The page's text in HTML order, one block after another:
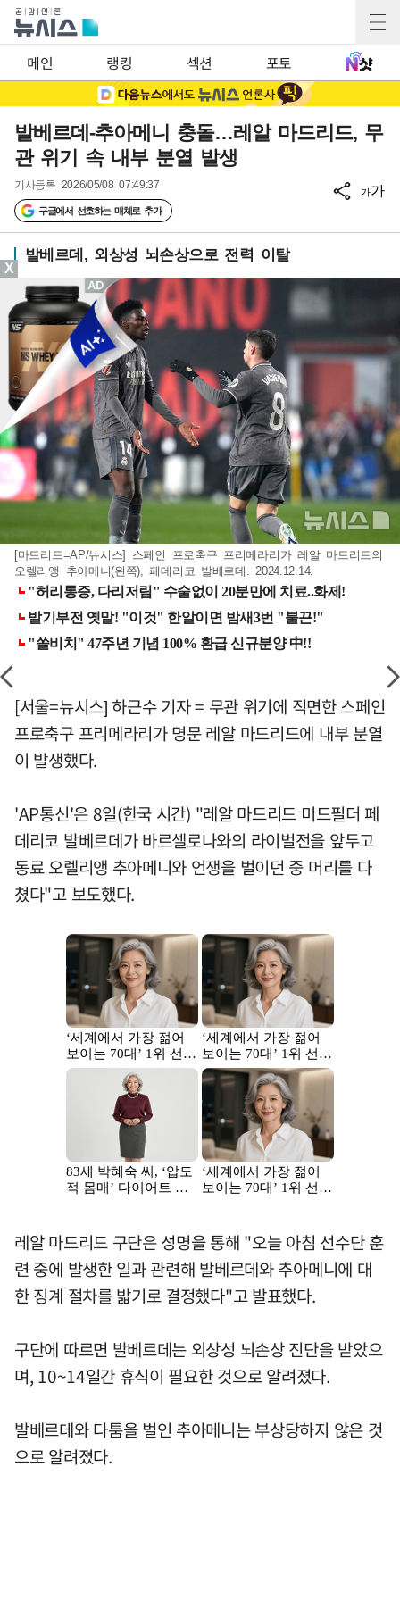
메인 랭킹 섹션 포토
발베르데-추아메니 충돌…레알 마드리드, 무
관 위기 속 내부 분열 발생
기사등록 2026/05/08 07:49:37
구글에서 선호하는 매체로 추가
가가
발베르데, 외상성 뇌손상으로 전력 이탈
[마드리드=AP/뉴시스] 스페인 프로축구 프리메라리가 레알 마드리드의
오렐리앵 추아메니(왼쪽), 페데리코 발베르데. 2024.12.14.
[서울=뉴시스] 하근수 기자 = 무관 위기에 직면한 스페인
프로축구 프리메라리가 명문 레알 마드리드에 내부 분열
이 발생했다.
'AP통신'은 8일(한국 시간) "레알 마드리드 미드필더 페
데리코 발베르데가 바르셀로나와의 라이벌전을 앞두고
동료 오렐리앵 추아메니와 언쟁을 벌이던 중 머리를 다
쳤다"고 보도했다.
레알 마드리드 구단은 성명을 통해 "오늘 아침 선수단 훈
련 중에 발생한 일과 관련해 발베르데와 추아메니에 대
한 징계 절차를 밟기로 결정했다"고 발표했다.
구단에 따르면 발베르데는 외상성 뇌손상 진단을 받았으
며, 10~14일간 휴식이 필요한 것으로 알려졌다.
발베르데와 다툼을 벌인 추아메니는 부상당하지 않은 것
으로 알려졌다.
X